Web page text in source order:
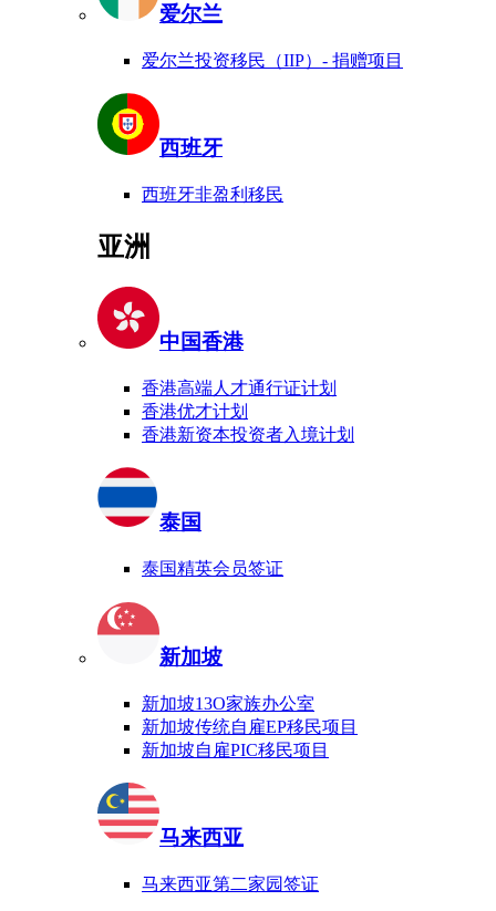
爱尔兰
爱尔兰投资移民（IIP）- 捐赠项目
西班牙
西班牙非盈利移民
亚洲
中国香港
香港高端人才通行证计划
香港优才计划
香港新资本投资者入境计划
泰国
泰国精英会员签证
新加坡
新加坡13O家族办公室
新加坡传统自雇EP移民项目
新加坡自雇PIC移民项目
马来西亚
马来西亚第二家园签证